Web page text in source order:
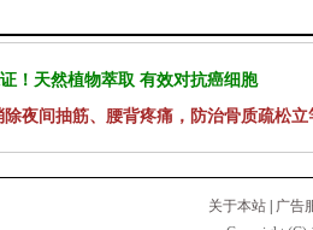
！天然植物萃取 有效对抗癌细胞
夜间抽筋、腰背疼痛，防治骨质疏松立
关于本站 广告